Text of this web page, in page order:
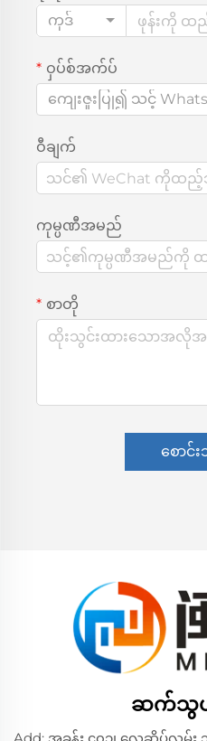
ကုဒ်
ဝှပ်စ်အက်ပ်
ကျေးဇူးပြု၍ သင့်
ဝီချက်
ကုမ္ပဏီအမည်
စာတို
စောင်း
ဆက်သွ